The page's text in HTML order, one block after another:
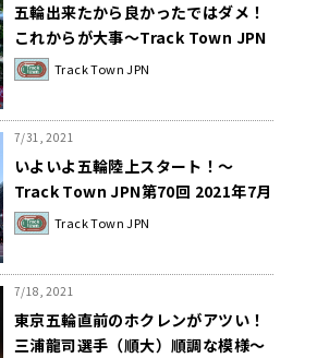
五輪出来たから良かったではダメ！
これからが大事～Track Town JPN
第71回2021年8月13日
Track Town JPN
7/31, 2021
いよいよ五輪陸上スタート！～
Track Town JPN第70回 2021年7月
30日 Track Town JPN
7/18, 2021
東京五輪直前のホクレンがアツい！
三浦龍司選手（順大）順調な模様～